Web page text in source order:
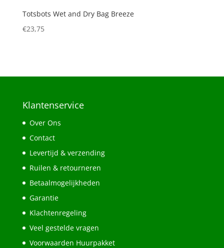
Totsbots Wet and Dry Bag Breeze
€23,75
Klantenservice
Over Ons
Contact
Levertijd & verzending
Ruilen & retourneren
Betaalmogelijkheden
Garantie
Klachtenregeling
Veel gestelde vragen
Voorwaarden Huurpakket